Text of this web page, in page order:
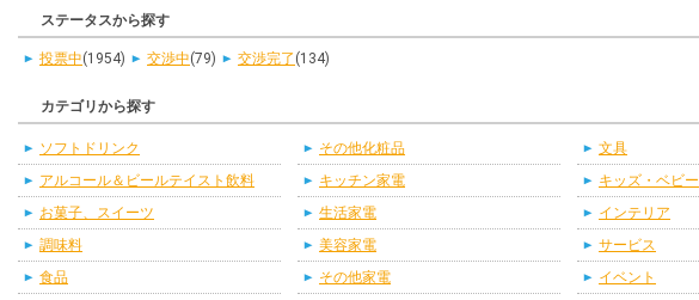
ステータスから探す
投票中(1954) 交渉中(79) 交渉完了 (134)
カテゴリから探す
ソフトドリンク
アルコール＆ビールテイスト飲料
お菓子、スイーツ
調味料
食品
その他化粧品
キッチン家電
生活家電
美容家電
その他家電
文具
キッズ・ベビー
インテリア
サービス
イベント